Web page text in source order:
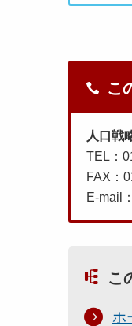
こ
人口戦
TEL：
FAX：
E-mail：
こ
ホ